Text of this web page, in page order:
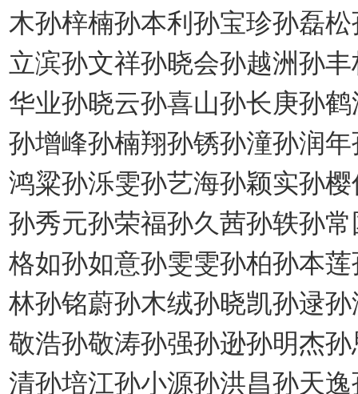
木孙梓楠孙本利孙宝珍孙磊
立滨孙文祥孙晓会孙越洲孙
华业孙晓云孙喜山孙长庚孙
孙增峰孙楠翔孙锈孙潼孙润
鸿粱孙泺雯孙艺海孙颖实孙
孙秀元孙荣福孙久茜孙轶孙
格如孙如意孙雯雯孙柏孙本
林孙铭蔚孙木绒孙晓凯孙逯
敬浩孙敬涛孙强孙逊孙明杰
清孙培江孙小源孙洪昌孙天